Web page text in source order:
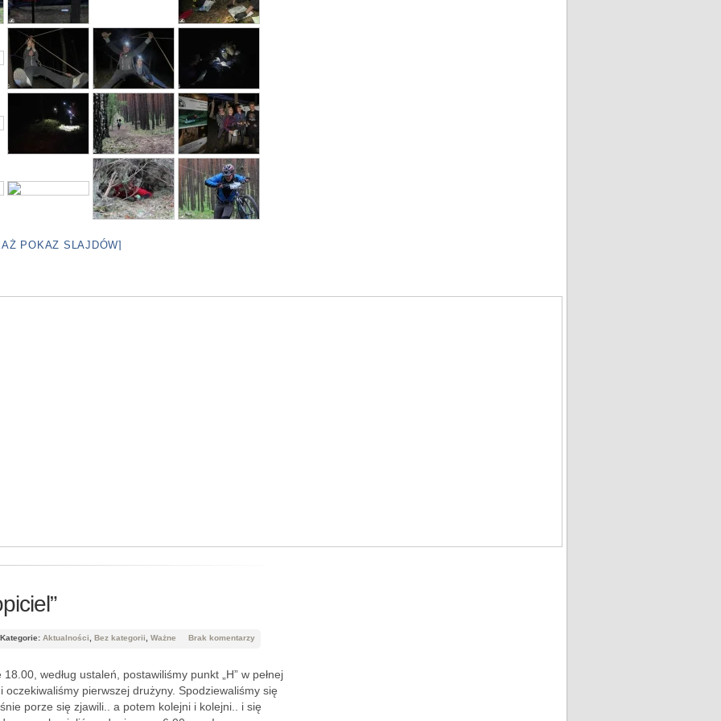
POKAZ SLAJDÓW]
Kategorie: Aktualności Bez kategorii Ważne Brak komentarzy
według ustaleń, postawiliśmy punkt „H” w pełnej
oczekiwaliśmy pierwszej drużyny. Spodziewaliśmy się
porze się zjawili.. a potem kolejni i kolejni.. i się